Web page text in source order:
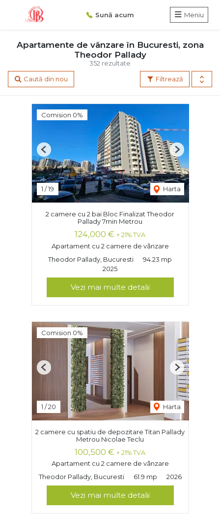
Sună acum Meniu
352 rezultate
Apartamente de vânzare în Bucuresti, zona
Theodor Pallady
Filtrează
Caută din nou
Comision 0%
1 /19 Harta
Previous Next
2 camere cu 2 bai Bloc Finalizat Theodor
Pallady 7min Metrou
124,000 € + 21% TVA
Apartament cu 2 camere de vânzare
Theodor Pallady, Bucuresti
94.23 mp
2025
Vezi mai multe detalii
Comision 0%
1 /20 Harta
Previous Next
2 camere cu spatiu de depozitare Titan Pallady
Metrou Nicolae Teclu
100,500 € + 21% TVA
Apartament cu 2 camere de vânzare
Theodor Pallady, Bucuresti
61.9 mp 2026
Vezi mai multe detalii